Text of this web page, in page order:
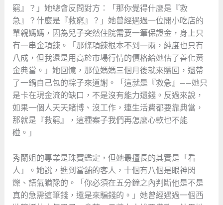
窮』？」她總會反問對方：「那你覺得什麼是『救
急』？什麼是『救窮』？」她曾經遇過一位開小吃店的
單親媽媽，因為兒子突然住院需要一筆保證金，身上只
有一串金項鍊。「那條項鍊根本不到一兩，純度也只有
八成，但我還是用高於市場行情的價格給她估了善化黃
金典當。」她回憶，那位媽媽三個月後就來贖回，還帶
了一鍋自己包的粽子來道謝。「這就是『救急』——她只
是卡在現金流的缺口，不是沒有能力還錢。反過來說，
如果一個人天天賭博、沒工作，連生活費都要靠典當，
那就是『救窮』，這種案子我們再怎麼心軟也不能
碰。」
秀蘭姐的專業是珠寶鑑定，但她最擅長的其實是「看
人」。她說，進到當舖的客人，十個有八個是眼神閃
爍、語氣猶豫的。「你必須在五分鐘之內判斷他是不是
真的急需這筆錢，還是來騙錢的。」她曾經遇過一個西